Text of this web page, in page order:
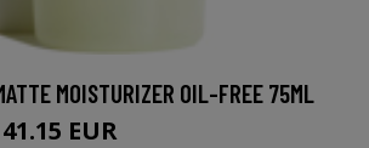
MOISTURIZER OIL-FREE 75ML
41.15 EUR